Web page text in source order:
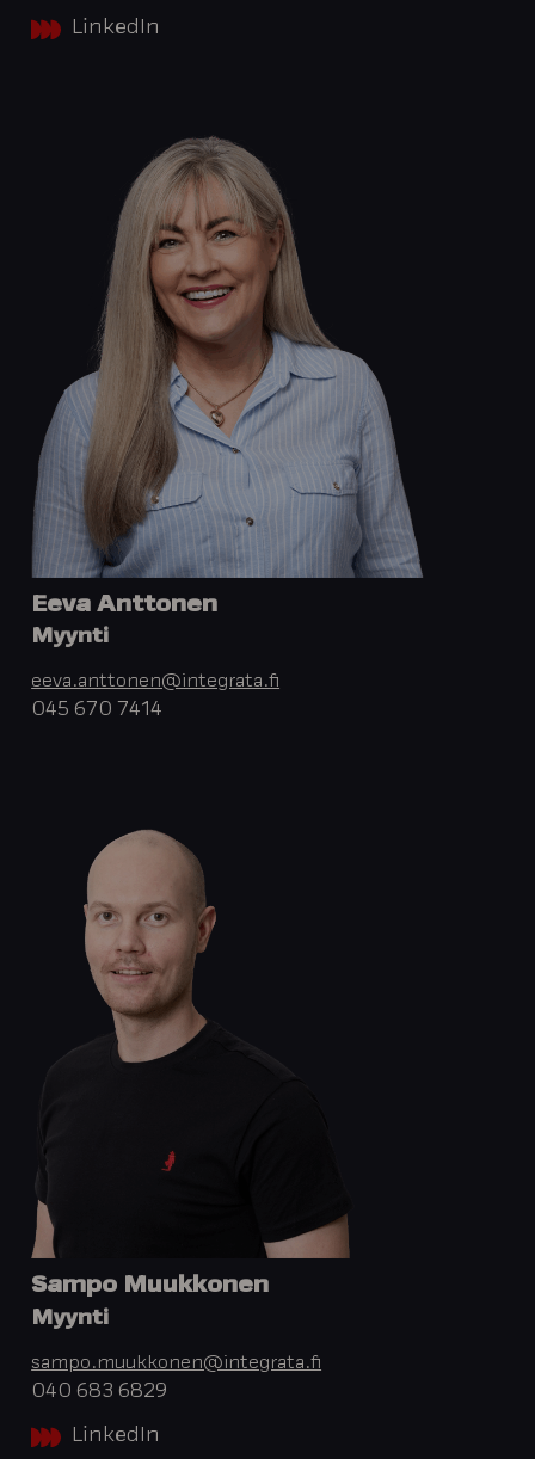
LinkedIn
Eeva Anttonen
Myynti
eeva.anttonen@integrata.fi
045 670 7414
Sampo Muukkonen
Myynti
sampo.muukkonen@integrata.fi
040 683 6829
LinkedIn